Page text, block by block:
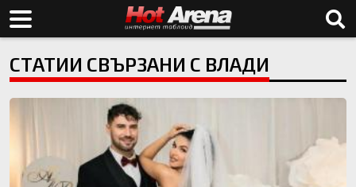
СТАТИИ СВЪРЗАНИ С ВЛАДИ